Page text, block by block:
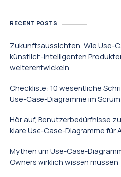
RECENT POSTS
Zukunftsaussichten: Wie Use-
künstlich-intelligenten
weiterentwickeln
Checkliste: 10 wesentliche
Use-Case-Diagramme im Scrum
Hör auf, Benutzerbedürfnisse
klare Use-Case-Diagramme für
Mythen um Use-Case-
Owners wirklich wissen müssen